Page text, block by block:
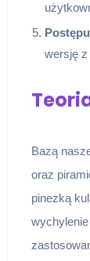
wersję z
Bazą
oraz
pinezką